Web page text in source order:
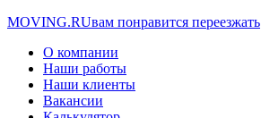
MOVING.RUвам понравится переезжать
О компании
Наши работы
Наши клиенты
Вакансии